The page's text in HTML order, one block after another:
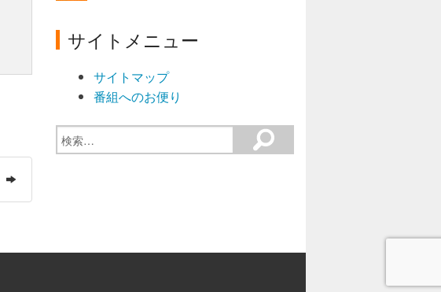
サイトメニュー
サイトマップ
番組へのお便り